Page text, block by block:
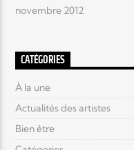
novembre 2012
CATÉGORIES
À la une
Actualités des artistes
Bien être